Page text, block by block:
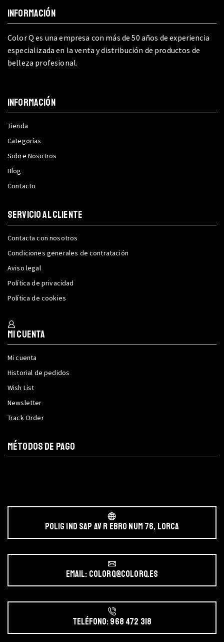
INFORMACIÓN
Color Q es una empresa con más de 50 años de experiencia
especializada en la venta y distribución de productos de
belleza profesional.
INFORMACIÓN
Tienda
Categorías
Sobre Nosotros
Blog
Contacto
SERVICIO AL CLIENTE
Contacta con nosotros
Condiciones generales de contratación
Aviso legal
Política de privacidad
Política de cookies
Mi cuenta
Mi cuenta
Historial de pedidos
Wish List
Newsletter
Track Order
MÉTODOS DE PAGO
POLIG IND SAP AV r EBRO NUM 76, LORCA
Email: colorq@colorq.es
Teléfono: 968 472 318